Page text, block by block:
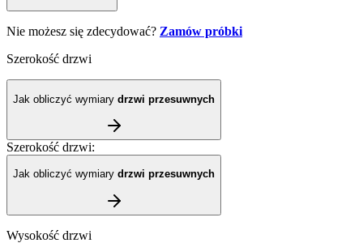
Nie możesz się zdecydować? Zamów próbki
Szerokość drzwi
Jak obliczyć wymiary drzwi przesuwnych
Szerokość drzwi:
Jak obliczyć wymiary drzwi przesuwnych
Wysokość drzwi